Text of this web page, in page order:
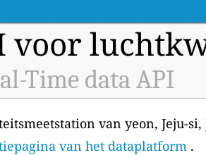
voor
Time data API
van yeon, Jeju-si,
van het dataplatform .